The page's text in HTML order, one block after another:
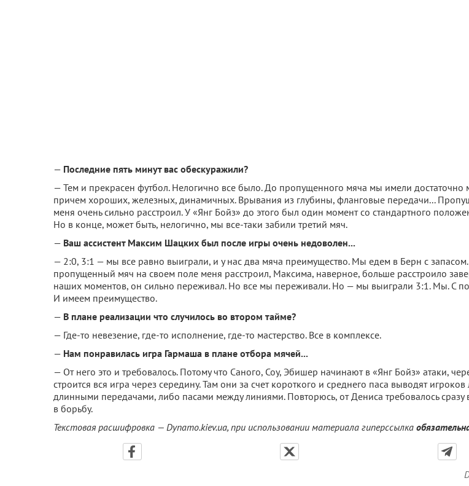
— Последние пять минут вас обескуражили?
— Тем и прекрасен футбол. Нелогично все было. До пропущенного мяча мы имели достаточно
причем хороших, железных, динамичных. Врывания из глубины, фланговые передачи...
меня очень сильно расстроил. У «Янг Бойз» до этого был один момент со стандартного
Но в конце, может быть, нелогично, мы все-таки забили третий мяч.
— Ваш ассистент Максим Шацких был после игры очень недоволен...
— 2:0, 3:1 — мы все равно выиграли, и у нас два мяча преимущество. Мы едем в Берн с
пропущенный мяч на своем поле меня расстроил, Максима, наверное, больше расстроило
наших моментов, он сильно переживал. Но все мы переживали. Но — мы выиграли 3:1. Мы. С
И имеем преимущество.
— В плане реализации что случилось во втором тайме?
— Где-то невезение, где-то исполнение, где-то мастерство. Все в комплексе.
— Нам понравилась игра Гармаша в плане отбора мячей...
— От него это и требовалось. Потому что Саного, Соу, Эбишер начинают в «Янг Бойз» атаки,
строится вся игра через середину. Там они за счет короткого и среднего паса выводят игроков
длинными передачами, либо пасами между линиями. Повторюсь, от Дениса требовалось сразу
в борьбу.
Текстовая расшифровка — Dynamo.kiev.ua, при использовании материала гиперссылка